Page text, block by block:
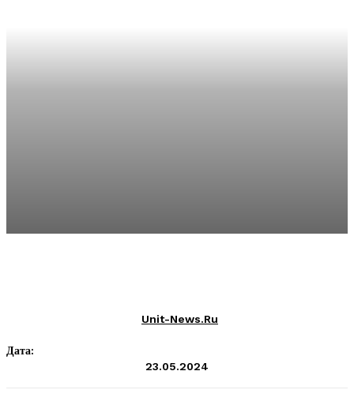
Unit-News.ru
Дата:
23.05.2024